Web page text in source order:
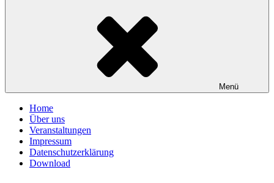
Menü
Home
Über uns
Veranstaltungen
Impressum
Datenschutzerklärung
Download